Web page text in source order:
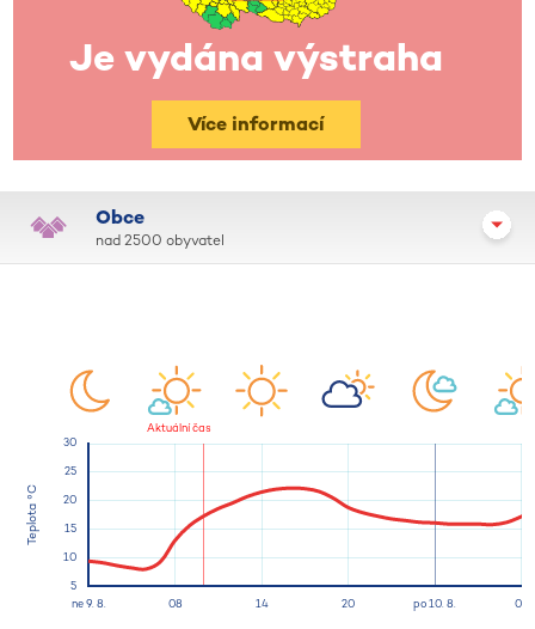
Je vydána výstraha
Více informací
Obce
nad 2500 obyvatel